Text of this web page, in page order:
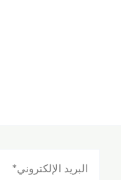
الإلكتروني*